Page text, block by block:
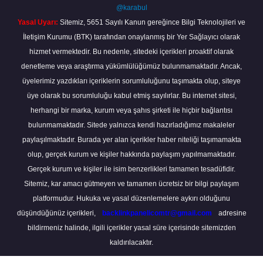
@karabul
Yasal Uyarı: Sitemiz, 5651 Sayılı Kanun gereğince Bilgi Teknolojileri ve
İletişim Kurumu (BTK) tarafından onaylanmış bir Yer Sağlayıcı olarak
hizmet vermektedir. Bu nedenle, sitedeki içerikleri proaktif olarak
denetleme veya araştırma yükümlülüğümüz bulunmamaktadır. Ancak,
üyelerimiz yazdıkları içeriklerin sorumluluğunu taşımakta olup, siteye
üye olarak bu sorumluluğu kabul etmiş sayılırlar. Bu internet sitesi,
herhangi bir marka, kurum veya şahıs şirketi ile hiçbir bağlantısı
bulunmamaktadır. Sitede yalnızca kendi hazırladığımız makaleler
paylaşılmaktadır. Burada yer alan içerikler haber niteliği taşımamakta
olup, gerçek kurum ve kişiler hakkında paylaşım yapılmamaktadır.
Gerçek kurum ve kişiler ile isim benzerlikleri tamamen tesadüfidir.
Sitemiz, kar amacı gütmeyen ve tamamen ücretsiz bir bilgi paylaşım
platformudur. Hukuka ve yasal düzenlemelere aykırı olduğunu
düşündüğünüz içerikleri,
backlinkpanelicomtr@gmail.com
adresine
bildirmeniz halinde, ilgili içerikler yasal süre içerisinde sitemizden
kaldırılacaktır.